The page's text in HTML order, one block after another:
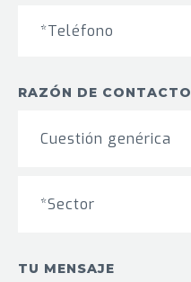
RAZÓN DE CONTACTO
Cuestión genérica
*Sector
TU MENSAJE